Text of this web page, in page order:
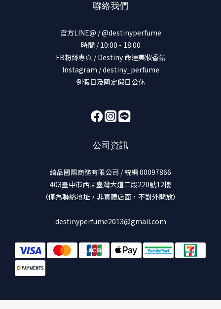
聯絡我們
官方LINE@ / @destinyperfume
時間 / 10:00 - 18:00
FB粉絲專頁 / Destiny 命運美妝香氛
Instagram / destiny_perfume
例假日及國定假日公休
公司資訊
綺品國際商務有限公司 / 統編 00097866
403臺中市西區臺灣大道二段220號12樓
（僅為聯絡地址，非實體店面，不對外開放）
destinyperfume2013@gmail.com